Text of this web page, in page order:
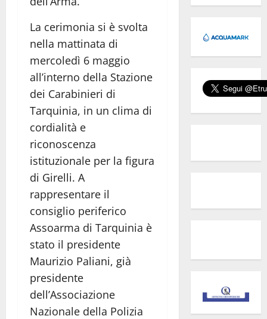
La cerimonia si è svolta
nella mattinata di
mercoledì 6 maggio
all’interno della Stazione
dei Carabinieri di
Tarquinia, in un clima di
cordialità e
riconoscenza
istituzionale per la figura
di Girelli. A
rappresentare il
consiglio periferico
Assoarma di Tarquinia è
stato il presidente
Maurizio Paliani, già
presidente
dell’Associazione
Nazionale della Polizia